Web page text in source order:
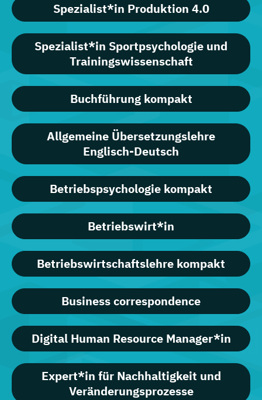
Spezialist*in Produktion 4.0
Spezialist*in Sportpsychologie und
Trainingswissenschaft
Buchführung kompakt
Allgemeine Übersetzungslehre
Englisch-Deutsch
Betriebspsychologie kompakt
Betriebswirt*in
Betriebswirtschaftslehre kompakt
Business correspondence
Digital Human Resource Manager*in
Expert*in für Nachhaltigkeit und
Veränderungsprozesse